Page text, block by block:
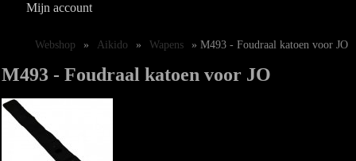
Mijn account
Webshop » Aikido » Wapens » M493 - Foudraal katoen voor JO
M493 - Foudraal katoen voor JO